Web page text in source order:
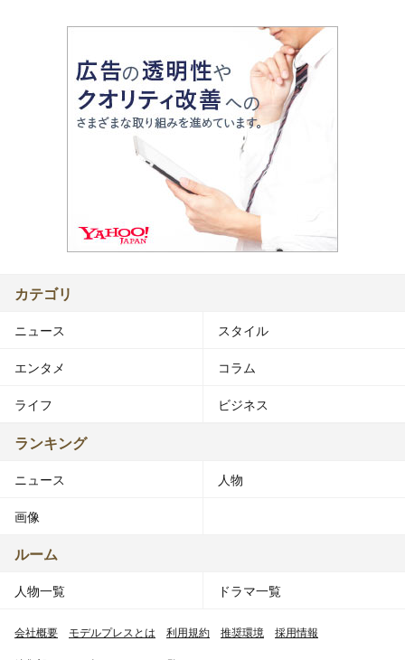
カテゴリ
ニュース スタイル
エンタメ コラム
ライフ ビジネス
ランキング
ニュース 人物
画像
ルーム
人物一覧 ドラマ一覧
会社概要 モデルプレスとは 利用規約 推奨環境 採用情報